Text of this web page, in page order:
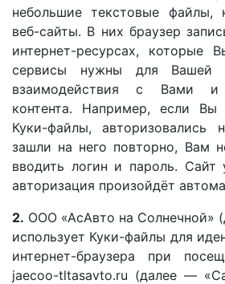
небольшие текстовые файлы,
веб-сайты. В них браузер
интернет-ресурсах, которые
сервисы нужны для Вашей
взаимодействия с Вами и
контента. Например, если Вы
Куки-файлы,
зашли на него повторно, Вам
вводить логин и пароль.
авторизация произойдёт
2. ООО «АсАвто на Солнечной»
использует Куки-файлы для
интернет-браузера при
jaecoo-tltasavto.ru (далее —